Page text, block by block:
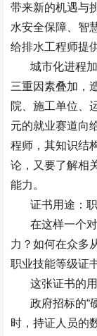
带来新的机遇与
水安全保障、智
给排水工程师提
城市化进程
三重因素叠加，
院、施工单位、
元的就业赛道向
程师，其知识结
论，又要了解相
能力。
证书用途：
在这样一个
力？如何在众多
职业技能等级证
这张证书的
政府招标的“
时，持证人员的